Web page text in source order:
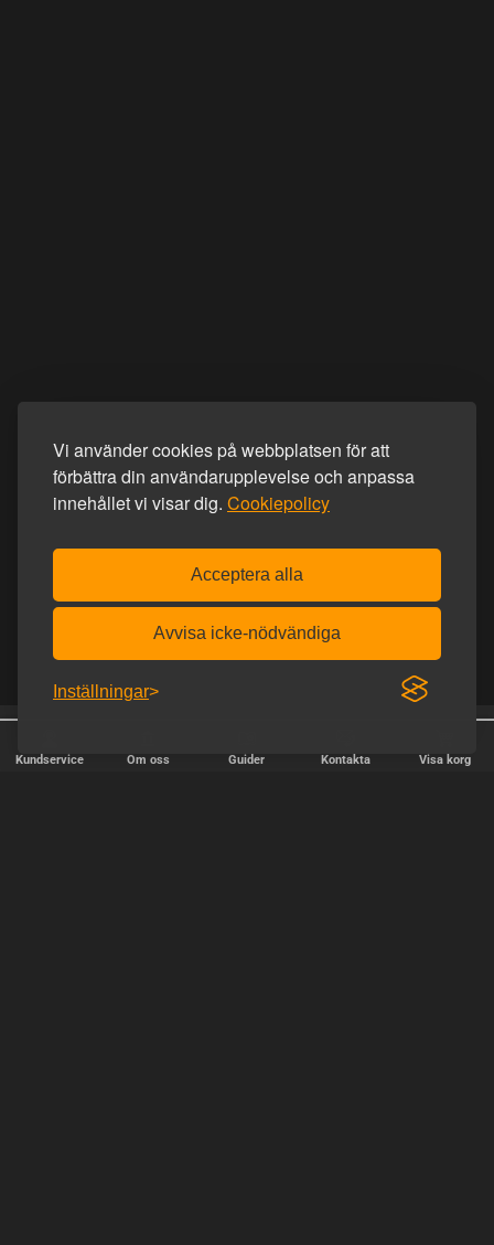
Vi använder cookies på webbplatsen för att
förbättra din användarupplevelse och anpassa
innehållet vi visar dig. Cookiepolicy
Acceptera alla
Avvisa icke-nödvändiga
Inställningar
Kundservice Om oss Guider Kontakta Visa korg